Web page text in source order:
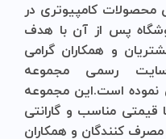
محصولات کامپیوتری در
پس از آن با هدف
و همکاران گرامی
رسمی مجموعه
نموده است.این مجموعه
قیمتی مناسب و گارانتی
کنندگان و همکاران